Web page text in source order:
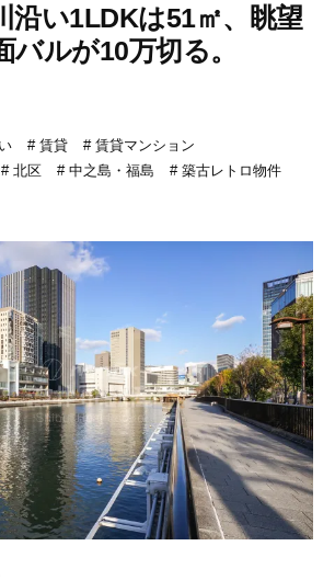
情報沿い1LDKは51㎡、眺望
バルが10万切る。
賃貸
賃貸マンション
北区 中之島・福島
築古レトロ物件